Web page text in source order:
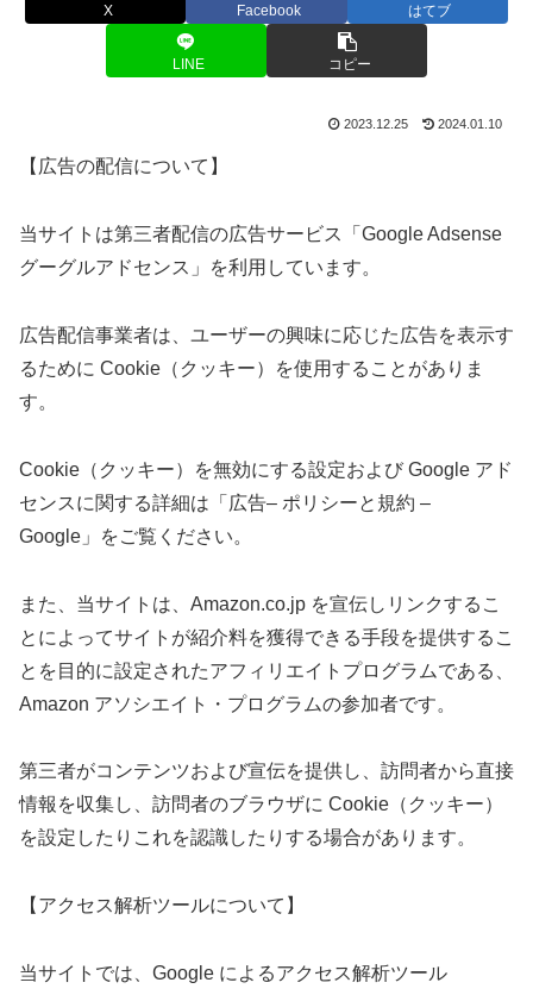
X Facebook はてブ
LINE コピー
2023.12.25 2024.01.10
【広告の配信について】
当サイトは第三者配信の広告サービス「Google Adsense
グーグルアドセンス」を利用しています。
広告配信事業者は、ユーザーの興味に応じた広告を表示す
るために Cookie（クッキー）を使用することがありま
す。
Cookie（クッキー）を無効にする設定および Google アド
センスに関する詳細は「広告– ポリシーと規約 –
Google」をご覧ください。
また、当サイトは、Amazon.co.jp を宣伝しリンクするこ
とによってサイトが紹介料を獲得できる手段を提供するこ
とを目的に設定されたアフィリエイトプログラムである、
Amazon アソシエイト・プログラムの参加者です。
第三者がコンテンツおよび宣伝を提供し、訪問者から直接
情報を収集し、訪問者のブラウザに Cookie（クッキー）
を設定したりこれを認識したりする場合があります。
【アクセス解析ツールについて】
当サイトでは、Google によるアクセス解析ツール